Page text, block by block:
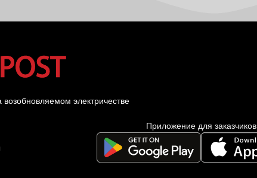
электричестве
Приложение для заказчиков